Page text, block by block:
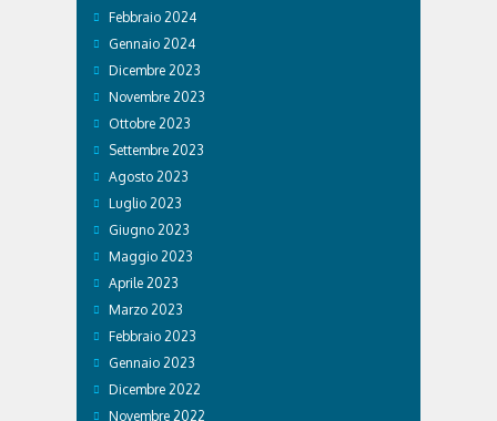
Febbraio 2024
Gennaio 2024
Dicembre 2023
Novembre 2023
Ottobre 2023
Settembre 2023
Agosto 2023
Luglio 2023
Giugno 2023
Maggio 2023
Aprile 2023
Marzo 2023
Febbraio 2023
Gennaio 2023
Dicembre 2022
Novembre 2022